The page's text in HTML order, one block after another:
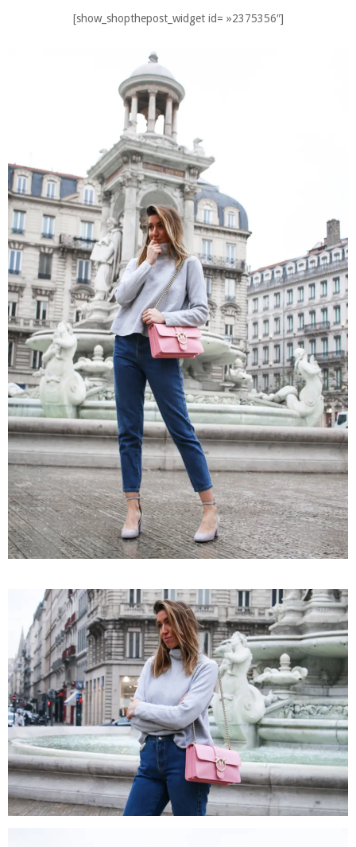
[show_shopthepost_widget id= »2375356″]